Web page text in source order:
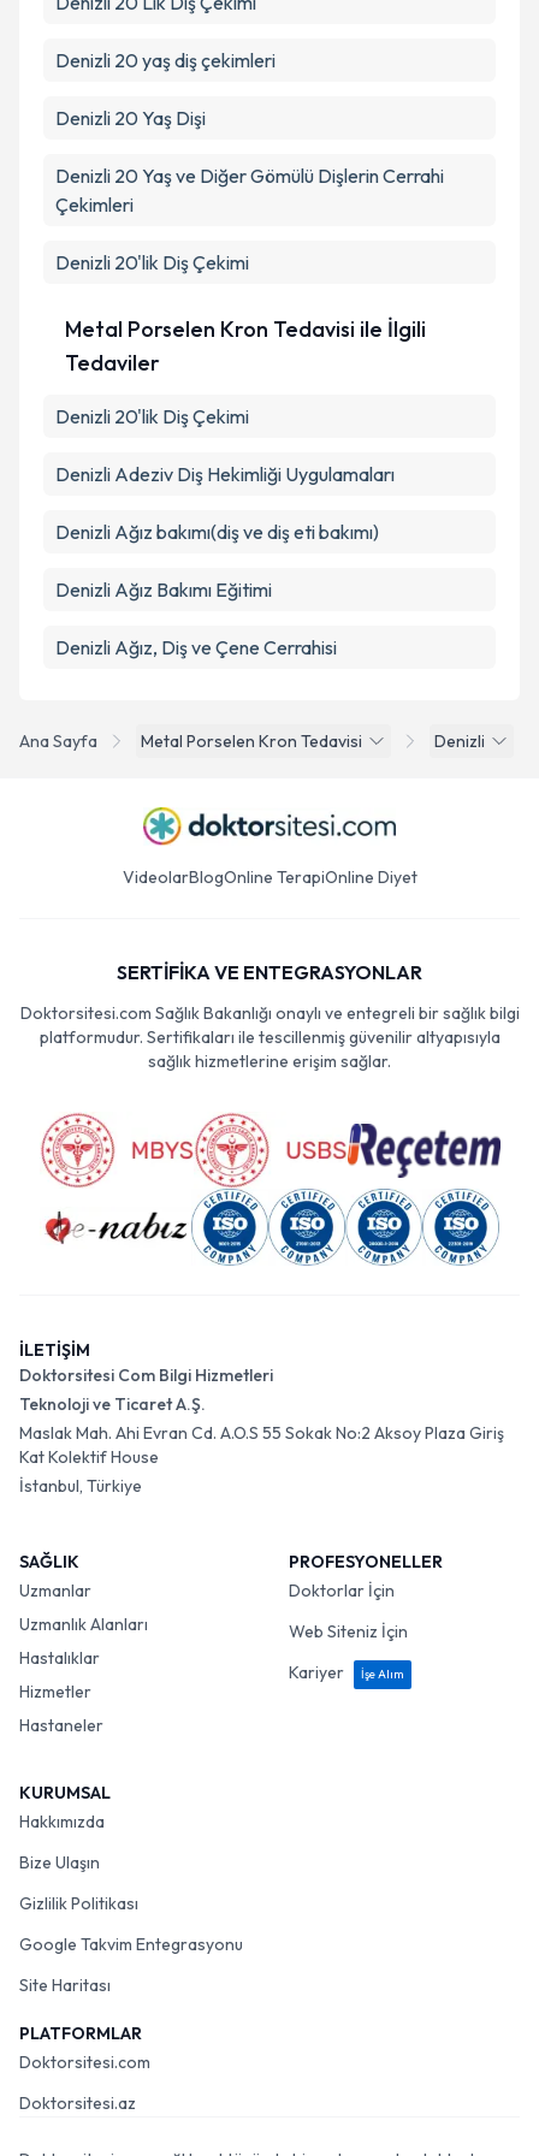
Ana Sayfa Metal Porselen Kron Tedavisi Denizli
Denizli 20 yaş diş çekimleri
Denizli 20 Yaş Dişi
Denizli 20 Yaş ve Diğer Gömülü Dişlerin Cerrahi
Çekimleri
Denizli 20'lik Diş Çekimi
Metal Porselen Kron Tedavisi ile İlgili
Tedaviler
Denizli 20'lik Diş Çekimi
Denizli Adeziv Diş Hekimliği Uygulamaları
Denizli Ağız bakımı(diş ve diş eti bakımı)
Denizli Ağız Bakımı Eğitimi
Denizli Ağız, Diş ve Çene Cerrahisi
VideolarBlogOnline TerapiOnline Diyet
SERTİFİKA VE ENTEGRASYONLAR
Doktorsitesi.com Sağlık Bakanlığı onaylı ve entegreli bir sağlık bilgi
platformudur. Sertifikaları ile tescillenmiş güvenilir altyapısıyla
sağlık hizmetlerine erişim sağlar.
İLETİŞİM
Doktorsitesi Com Bilgi Hizmetleri
Teknoloji ve Ticaret A.Ş.
Maslak Mah. Ahi Evran Cd. A.O.S 55 Sokak No:2 Aksoy Plaza Giriş
Kat Kolektif House
İstanbul, Türkiye
SAĞLIK
Uzmanlar
Uzmanlık Alanları
Hastalıklar
Hizmetler
Hastaneler
PROFESYONELLER
Doktorlar İçin
Web Siteniz İçin
Kariyer
İşe Alım
KURUMSAL
Hakkımızda
Bize Ulaşın
Gizlilik Politikası
Google Takvim Entegrasyonu
Site Haritası
PLATFORMLAR
Doktorsitesi.com
Doktorsitesi.az